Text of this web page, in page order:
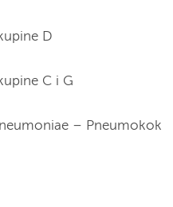
D
C i G
– Pneumokok